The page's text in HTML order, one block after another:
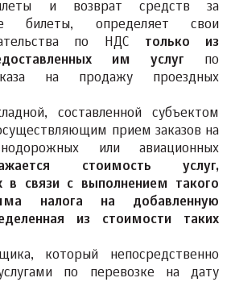
и возврат средств за
билеты, определяет свои
по НДС только из
им услуг по
на продажу проездных
составленной субъектом
прием заказов на
или авиационных
стоимость услуг,
в связи с выполнением такого
налога на добавленную
из стоимости таких
который непосредственно
услугами по перевозке на дату